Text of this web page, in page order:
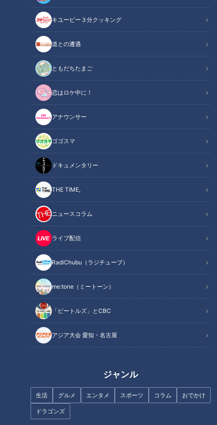
キユーピー３分クッキング
道との遭遇
ともだちたまご
恋はロケ中に！
アナウンサー
ゴゴスマ
ドキュメンタリー
THE TIME,
ニュースコラム
ライブ配信
RadiChubu（ラジチューブ）
me:tone（ミートーン）
「ビートルズ」とCBC
アジア大会 愛知・名古屋
ジャンル
生活 グルメ エンタメ スポーツ コラム おでかけ
ドラゴンズ
CBCテレビ/「チャント！」
この記事の画像
この記事を見たあなたへのおすすめ
健康のカギ「腸」の知識を総チ
医師が実践する夏バテ予防法！
命に関わる危険な「頭痛」の見
分け方…専門医に学ぶ！タイプ